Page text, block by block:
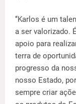
‘‘Karlos é um
a ser valorizado.
apoio para
terra de
progresso da
nosso Estado,
sempre criar